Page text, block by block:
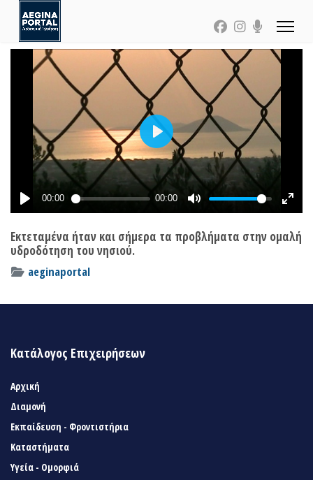
Εκτεταμένα ήταν και σήμερα τα προβλήματα στην ομαλή
υδροδότηση του νησιού.
aeginaportal
Κατάλογος Επιχειρήσεων
Αρχική
Διαμονή
Εκπαίδευση - Φροντιστήρια
Καταστήματα
Υγεία - Ομορφιά